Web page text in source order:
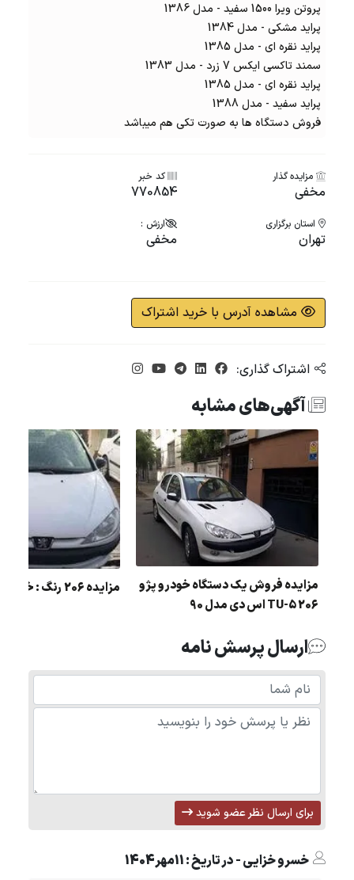
پروتن ویرا 1500 سفید - مدل 1386
پراید مشکی - مدل 1384
پراید نقره ای - مدل 1385
سمند تاکسی ایکس 7 زرد - مدل 1383
پراید نقره ای - مدل 1385
پراید سفید - مدل 1388
فروش دستگاه ها به صورت تکی هم میباشد
مزایده گذار
مخفی
کد خبر
770854
استان برگزاری
تهران
ارزش :
مخفی
مشاهده آدرس با خرید اشتراک
اشتراک گذاری:
آگهی‌های مشابه
مزایده 206 رنگ : خاکستری مدل : 84
مزایده فروش یک دستگاه خودرو پژو
206 5-TU اس دی مدل 90
ارسال پرسش نامه
برای ارسال نظر عضو شوید
خسرو خزایی - در تاریخ : 11مهر1404